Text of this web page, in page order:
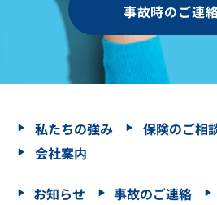
事故時のご連
私たちの強み 保険のご相
会社案内
お知らせ 事故のご連絡